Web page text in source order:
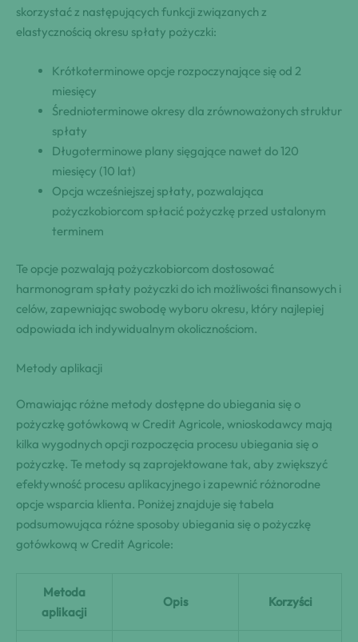
skorzystać z następujących funkcji związanych z
elastycznością okresu spłaty pożyczki:
Krótkoterminowe opcje rozpoczynające się od 2
miesięcy
Średnioterminowe okresy dla zrównoważonych struktur
spłaty
Długoterminowe plany sięgające nawet do 120
miesięcy (10 lat)
Opcja wcześniejszej spłaty, pozwalająca
pożyczkobiorcom spłacić pożyczkę przed ustalonym
terminem
Te opcje pozwalają pożyczkobiorcom dostosować
harmonogram spłaty pożyczki do ich możliwości finansowych i
celów, zapewniając swobodę wyboru okresu, który najlepiej
odpowiada ich indywidualnym okolicznościom.
Metody aplikacji
Omawiając różne metody dostępne do ubiegania się o
pożyczkę gotówkową w Credit Agricole, wnioskodawcy mają
kilka wygodnych opcji rozpoczęcia procesu ubiegania się o
pożyczkę. Te metody są zaprojektowane tak, aby zwiększyć
efektywność procesu aplikacyjnego i zapewnić różnorodne
opcje wsparcia klienta. Poniżej znajduje się tabela
podsumowująca różne sposoby ubiegania się o pożyczkę
gotówkową w Credit Agricole:
Metoda
aplikacji
Opis Korzyści